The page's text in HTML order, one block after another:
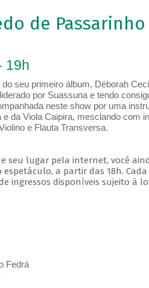
de Passarinho
19h
seu primeiro álbum, Déborah
por Suassuna e tendo
neste show por uma
da Viola Caipira, mesclando com
e Flauta Transversa.
seu lugar pela internet, você
a partir das 18h.
ingressos disponíveis sujeito à
Fedrá